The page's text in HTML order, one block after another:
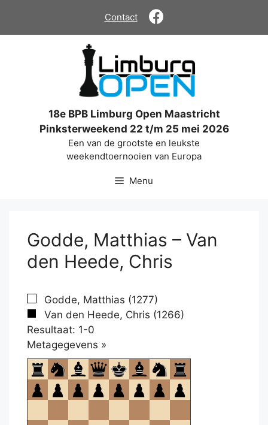
de
Contact
18e BPB Limburg Open Maastricht
Pinksterweekend 22 t/m 25 mei 2026
Een van de grootste en leukste
weekendtoernooien van Europa
Menu
Godde, Matthias – Van
den Heede, Chris
Godde, Matthias (1277)
Van den Heede, Chris (1266)
Resultaat: 1-0
Metagegevens »
om
te
openen.